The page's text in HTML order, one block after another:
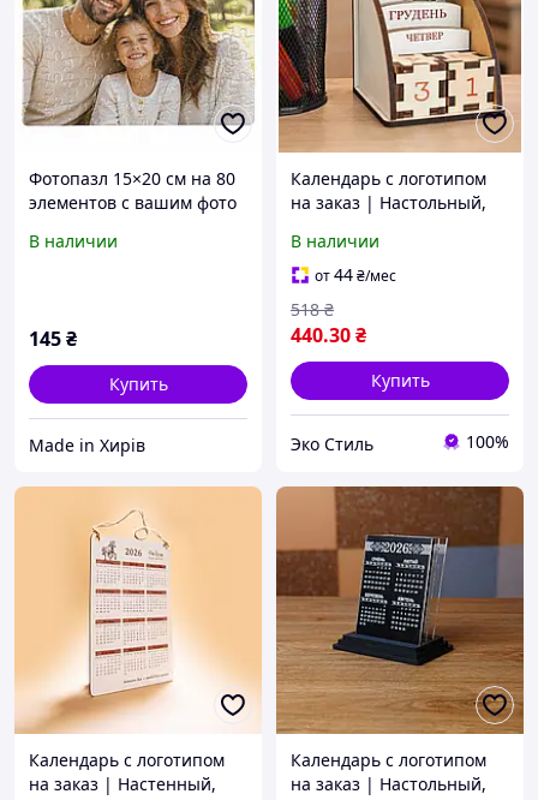
Фотопазл 15×20 см на 80
элементов с вашим фото
В наличии
145₴
Купить
Made in Хирів
Календарь с логотипом
на заказ | Настольный,
корпоративный,
брендированный
календарь с вашим
логотипом
В наличии
от44₴/мес
440.30₴
518 ₴
Купить
Эко Стиль 100%
Календарь с логотипом
на заказ | Настенный,
Календарь с логотипом
на заказ | Настольный,